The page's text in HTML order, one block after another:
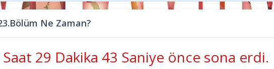
Ne Zaman?
29 Dakika 45 Saniye önce sona erdi.